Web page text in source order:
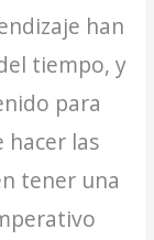
han
tiempo, y
para
hacer las
tener una